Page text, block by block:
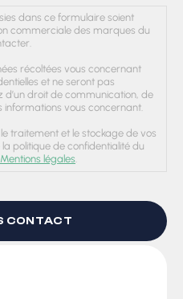
dans ce formulaire soient
commerciale des marques du
récoltées vous concernant
et ne seront pas
d’un droit de communication, de
informations vous concernant.
traitement et le stockage de vos
politique de confidentialité du
légales.